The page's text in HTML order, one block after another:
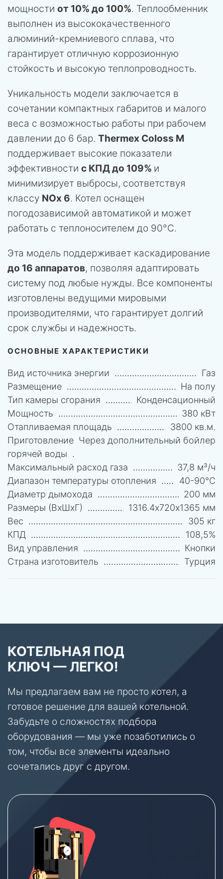
мощности от 10% до 100%. Теплообменник
выполнен из высококачественного
алюминий-кремниевого сплава, что
гарантирует отличную коррозионную
стойкость и высокую теплопроводность.
Уникальность модели заключается в
сочетании компактных габаритов и малого
веса с возможностью работы при рабочем
давлении до 6 бар. Thermex Coloss M
поддерживает высокие показатели
эффективности с КПД до 109% и
минимизирует выбросы, соответствуя
классу NOx 6. Котел оснащен
погодозависимой автоматикой и может
работать с теплоносителем до 90°С.
Эта модель поддерживает каскадирование
до 16 аппаратов, позволяя адаптировать
систему под любые нужды. Все компоненты
изготовлены ведущими мировыми
производителями, что гарантирует долгий
срок службы и надежность.
ОСНОВНЫЕ ХАРАКТЕРИСТИКИ
Вид источника энергии
Газ
Размещение
На полу
Тип камеры сгорания
Конденсационный
Мощность
380 кВт
Отапливаемая площадь
3800 кв.м.
Приготовление
горячей воды
Через дополнительный бойлер
Максимальный расход газа
37,8 м³/ч
Диапазон температуры отопления
40-90°C
Диаметр дымохода
200 мм
Размеры (ВхШхГ)
1316.4х720х1365 мм
Вес
305 кг
КПД
108,5%
Вид управления
Кнопки
Страна изготовитель
Турция
КОТЕЛЬНАЯ ПОД
КЛЮЧ — ЛЕГКО!
Мы предлагаем вам не просто котел, а
готовое решение для вашей котельной.
Забудьте о сложностях подбора
оборудования — мы уже позаботились о
том, чтобы все элементы идеально
сочетались друг с другом.